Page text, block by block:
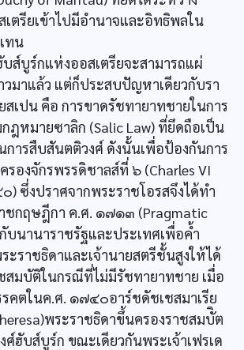
ตรียเข้าไปมีอำนาจและอิทธิพลใน
ทน
ส์บูร์กแห่งออสเตรียจะสามารถแผ่
วมาแล้ว แต่ก็ประสบปัญหาเดียวกับรา
สเปน คือ การขาดรัชทายาทชายในการ
ฎหมายซาลิก (Salic Law) ที่ยึดถือเป็น
การสืบสันตติวงศ์ ดังนั้นเพื่อป้องกันการ
องจักรพรรดิชาลส์ที่ ๖ (Charles VI
ซึ่งปราศจากพระราชโอรสจึงได้ทำ
ชกฤษฎีกา ค.ศ. ๑๗๑๓ (Pragmatic
บนานาราชรัฐและประเทศเพื่อค้ำ
ะราชธิดาและเจ้านายสตรีชั้นสูงให้ได้
สมบัติในกรณีที่ไม่มีรัชทายาทชาย เมื่อ
รคตในค.ศ. ๑๗๔๐อาร์ชดัชเชสมาเรีย
พระราชธิดาขึ้นครองราชสมบัิต
ฮับส์บูร์ก ขณะเดียวกันพระเจ้าเฟรเด